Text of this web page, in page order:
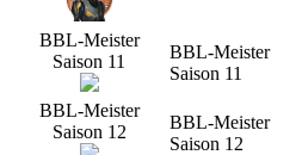
BBL-Meister
Saison 11
BBL-Meister
Saison 11
BBL-Meister
Saison 12
BBL-Meister
Saison 12